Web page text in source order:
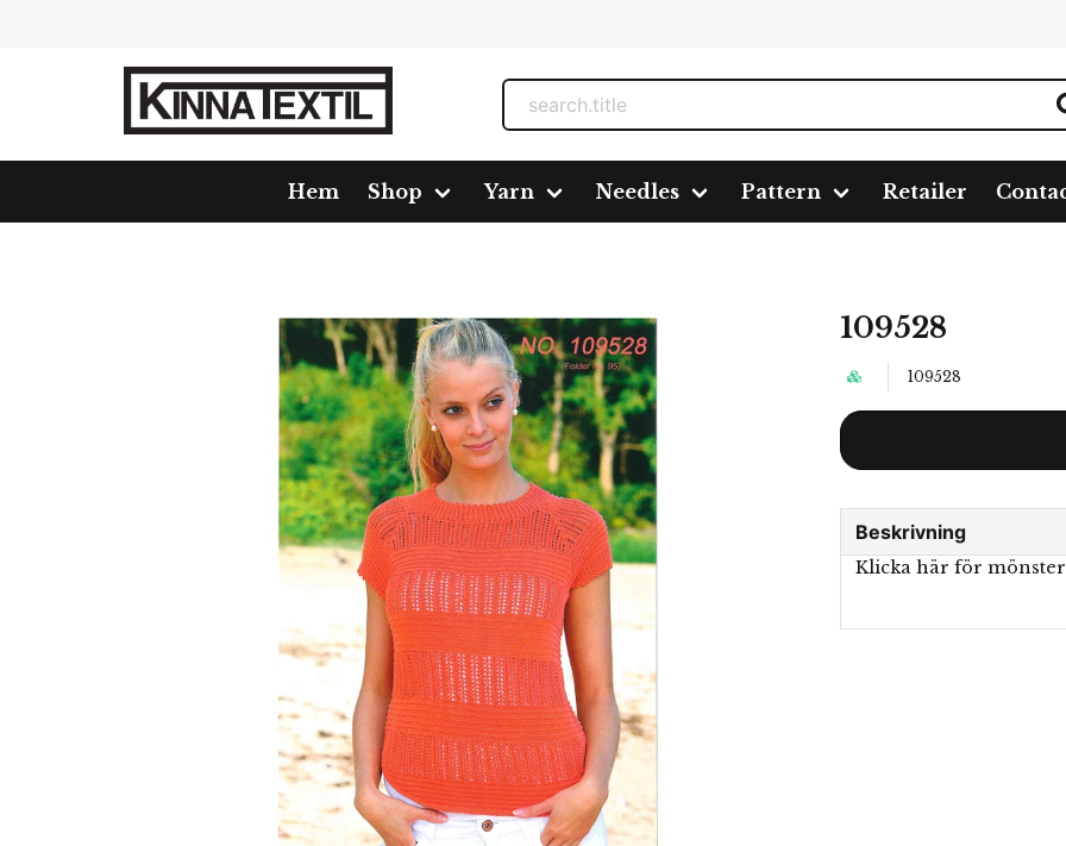
Hem Shop Yarn Needles Pattern Retailer
Pattern 109528
109528
109528
Beskrivning
Klicka här för mönster